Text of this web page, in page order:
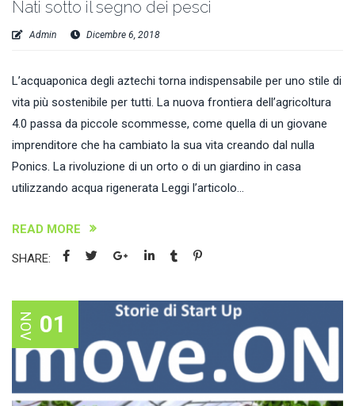
Nati sotto il segno dei pesci
Admin Dicembre 6, 2018
L’acquaponica degli aztechi torna indispensabile per uno stile di
vita più sostenibile per tutti. La nuova frontiera dell’agricoltura
4.0 passa da piccole scommesse, come quella di un giovane
imprenditore che ha cambiato la sua vita creando dal nulla
Ponics. La rivoluzione di un orto o di un giardino in casa
utilizzando acqua rigenerata Leggi l’articolo...
READ MORE
SHARE:
01
NOV